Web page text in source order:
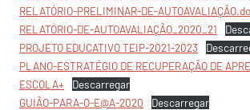
RELATÓRIO-PRELIMINAR-DE-
RELATÓRIO-DE-AUTOAVALIAÇÃO_2020_21
PROJETO EDUCATIVO TEIP-2021-2023
PLANO-ESTRATÉGIO DE RECUPERAÇÃO DE
ESCOLA+
Descarregar
GUIÃO-PARA-O-E@A-2020
Descarregar